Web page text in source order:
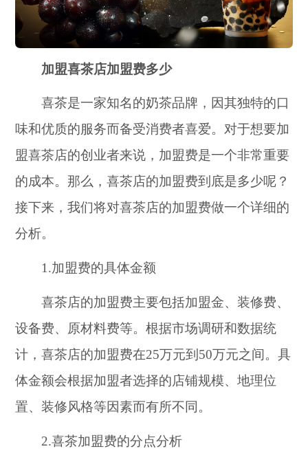
加盟喜茶店加盟费多少
喜茶是一家知名的奶茶品牌，因其独特的口
味和优质的服务而备受消费者喜爱。对于想要加
盟喜茶店的创业者来说，加盟费是一个非常重要
的成本。那么，喜茶店的加盟费到底是多少呢？
接下来，我们将对喜茶店的加盟费做一个详细的
分析。
1.加盟费的具体金额
喜茶店的加盟费主要包括加盟金、装修费、
设备费、原材料费等。根据市场调研和数据统
计，喜茶店的加盟费在25万元到50万元之间。具
体金额会根据加盟者选择的店铺规模、地理位
置、装修风格等因素而有所不同。
2.喜茶加盟费的分点分析